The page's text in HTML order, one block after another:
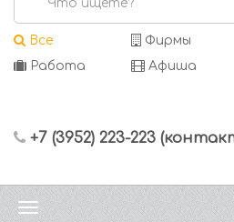
Все Фирмы
Работа
Афиша
+7 (3952) 223-223